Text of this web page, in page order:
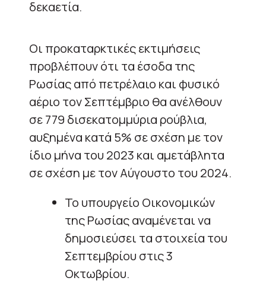
δεκαετία.
Οι προκαταρκτικές εκτιμήσεις
προβλέπουν ότι τα έσοδα της
Ρωσίας από πετρέλαιο και φυσικό
αέριο τον Σεπτέμβριο θα ανέλθουν
σε 779 δισεκατομμύρια ρούβλια,
αυξημένα κατά 5% σε σχέση με τον
ίδιο μήνα του 2023 και αμετάβλητα
σε σχέση με τον Αύγουστο του 2024.
Το υπουργείο Οικονομικών
της Ρωσίας αναμένεται να
δημοσιεύσει τα στοιχεία του
Σεπτεμβρίου στις 3
Οκτωβρίου.